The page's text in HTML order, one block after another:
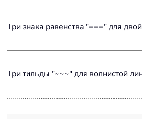
Три знака равенства "===" для
Три тильды "~~~" для волнистой